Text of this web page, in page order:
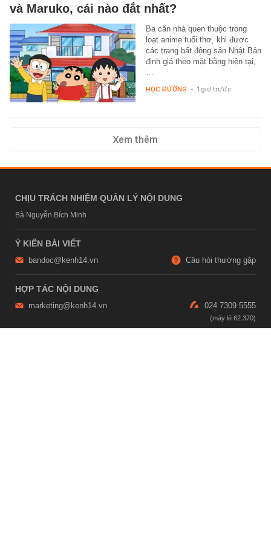
và Maruko, cái nào đắt nhất?
Ba căn nhà quen thuộc trong
loạt anime tuổi thơ, khi được
các trang bất động sản Nhật Bản
định giá theo mặt bằng hiện tại,
HỌC ĐƯỜNG - 1 giờ trước
Xem thêm
CHỊU TRÁCH NHIỆM QUẢN LÝ NỘI DUNG
Bà Nguyễn Bích Minh
Ý KIẾN BÀI VIẾT
bandoc@kenh14.vn Câu hỏi thường gặp
HỢP TÁC NỘI DUNG
marketing@kenh14.vn 024 7309 5555